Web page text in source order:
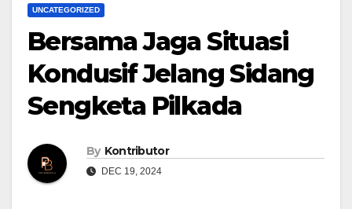
UNCATEGORIZED
Bersama Jaga Situasi
Kondusif Jelang Sidang
Sengketa Pilkada
By Kontributor
DEC 19, 2024